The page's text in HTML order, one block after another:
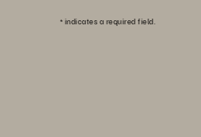
* indicates a required field.